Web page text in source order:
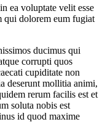
ea voluptate velit esse
qui dolorem eum fugiat
ducimus qui
corrupti quos
cupiditate non
deserunt mollitia animi,
rerum facilis est et
soluta nobis est
id quod maxime